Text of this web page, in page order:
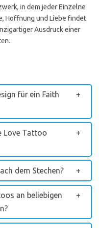
in dem jeder Einzelne
Hoffnung und Liebe findet
Ausdruck einer
für ein Faith
Love Tattoo
dem Stechen?
an beliebigen